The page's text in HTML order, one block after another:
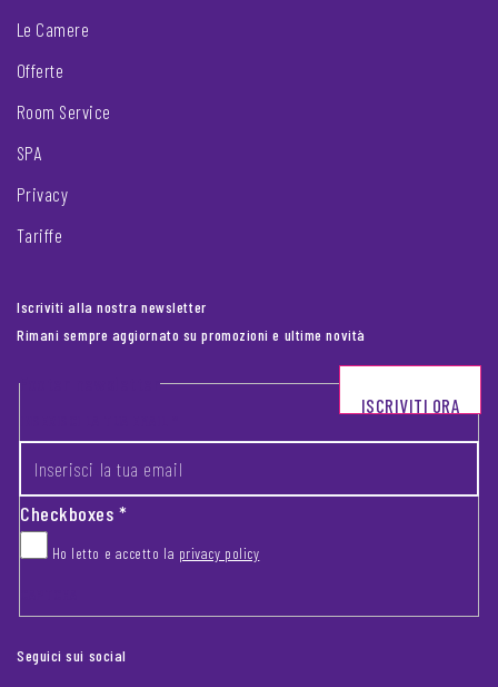
Le Camere
Offerte
Room Service
SPA
Privacy
Tariffe
Iscriviti alla nostra newsletter
Rimani sempre aggiornato su promozioni e ultime novità
Footer newsletter
Checkboxes*
Ho letto e accetto la privacy policy
ISCRIVITI ORA
Seguici sui social